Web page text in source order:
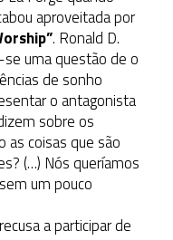
aproveitada por
. Ronald D.
uma questão de o
de sonho
o antagonista
sobre os
as coisas que são
(…) Nós queríamos
um pouco
a participar de